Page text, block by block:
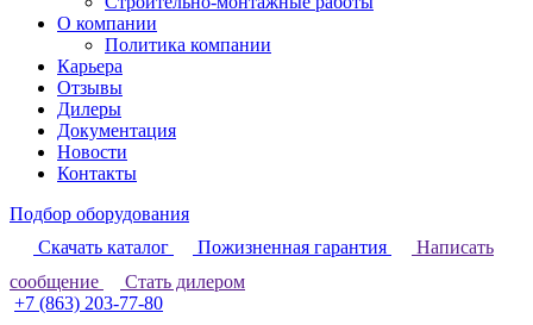
О компании
Политика компании
Карьера
Отзывы
Дилеры
Документация
Новости
Контакты
Подбор оборудования
Скачать каталог
Пожизненная гарантия
Написать
сообщение
Стать дилером
+7 (863) 203-77-80